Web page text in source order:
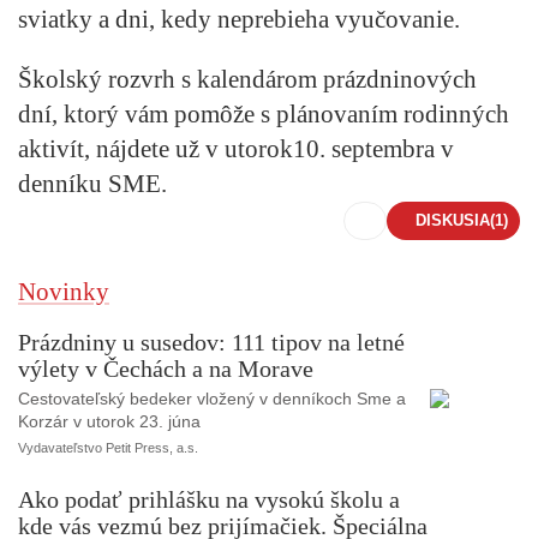
sviatky a dni, kedy neprebieha vyučovanie.
Školský rozvrh s kalendárom prázdninových
dní, ktorý vám pomôže s plánovaním rodinných
aktivít, nájdete už v utorok10. septembra v
denníku SME.
DISKUSIA(1)
Novinky
Prázdniny u susedov: 111 tipov na letné
výlety v Čechách a na Morave
Cestovateľský bedeker vložený v denníkoch Sme a
Korzár v utorok 23. júna
Vydavateľstvo Petit Press, a.s.
Ako podať prihlášku na vysokú školu a
kde vás vezmú bez prijímačiek. Špeciálna